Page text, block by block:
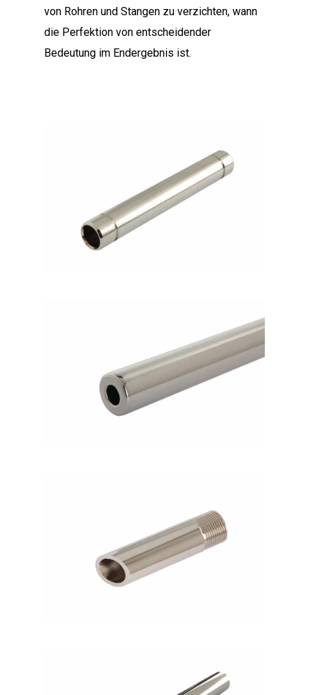
von Rohren und Stangen zu verzichten, wann
die Perfektion von entscheidender
Bedeutung im Endergebnis ist.